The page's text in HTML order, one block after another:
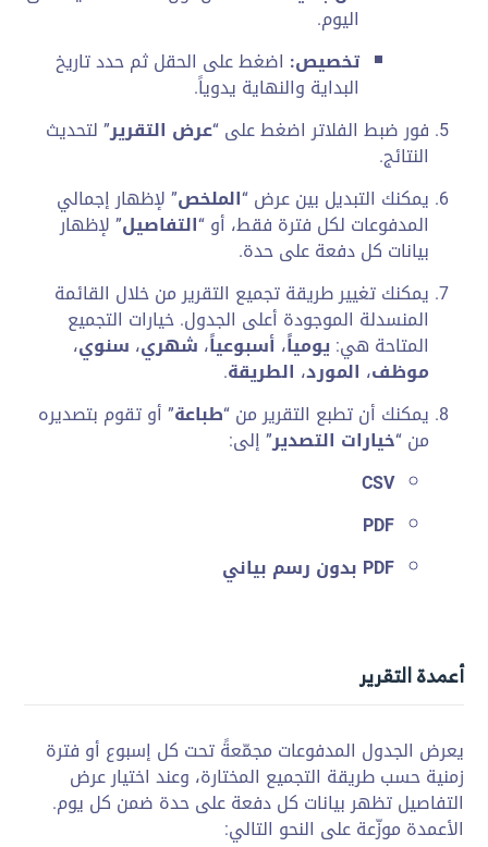
اليوم.
تخصيص: اضغط على الحقل ثم حدد تاريخ
البداية والنهاية يدوياً.
فور ضبط الفلاتر اضغط على “عرض التقرير” لتحديث
النتائج.
يمكنك التبديل بين عرض “الملخص” لإظهار إجمالي
المدفوعات لكل فترة فقط، أو “التفاصيل” لإظهار
بيانات كل دفعة على حدة.
يمكنك تغيير طريقة تجميع التقرير من خلال القائمة
المنسدلة الموجودة أعلى الجدول. خيارات التجميع
المتاحة هي: يومياً، أسبوعياً، شهري، سنوي،
موظف، المورد، الطريقة.
يمكنك أن تطبع التقرير من “طباعة” أو تقوم بتصديره
من “خيارات التصدير” إلى:
CSV
PDF
PDF بدون رسم بياني
أعمدة التقرير
يعرض الجدول المدفوعات مجمّعةً تحت كل إسبوع أو فترة
زمنية حسب طريقة التجميع المختارة، وعند اختيار عرض
التفاصيل تظهر بيانات كل دفعة على حدة ضمن كل يوم.
الأعمدة موزّعة على النحو التالي: